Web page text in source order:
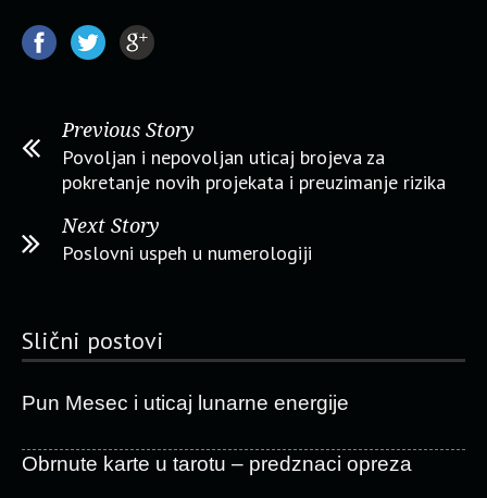
Previous Story
Povoljan i nepovoljan uticaj brojeva za
pokretanje novih projekata i preuzimanje rizika
Next Story
Poslovni uspeh u numerologiji
Slični postovi
Pun Mesec i uticaj lunarne energije
Obrnute karte u tarotu – predznaci opreza